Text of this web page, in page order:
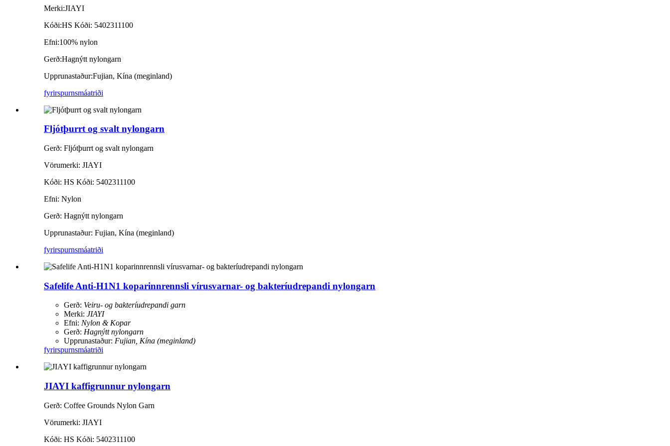
Merki:JIAYI
Kóði:HS Kóði: 5402311100
Efni:100% nylon
Gerð:Hagnýtt nylongarn
Upprunastaður:Fujian, Kína (meginland)
fyrirspurnsmáatriði
Fljótþurrt og svalt nylongarn
Gerð: Fljótþurrt og svalt nylongarn
Vörumerki: JIAYI
Kóði: HS Kóði: 5402311100
Efni: Nylon
Gerð: Hagnýtt nylongarn
Upprunastaður: Fujian, Kína (meginland)
fyrirspurnsmáatriði
Safelife Anti-H1N1 koparinnrennsli vírusvarnar- og bakteríudrepandi nylongarn
Gerð: Veiru- og bakteríudrepandi garn
Merki: JIAYI
Efni: Nylon & Kopar
Gerð: Hagnýtt nylongarn
Upprunastaður: Fujian, Kína (meginland)
fyrirspurnsmáatriði
JIAYI kaffigrunnur nylongarn
Gerð: Coffee Grounds Nylon Garn
Vörumerki: JIAYI
Kóði: HS Kóði: 5402311100